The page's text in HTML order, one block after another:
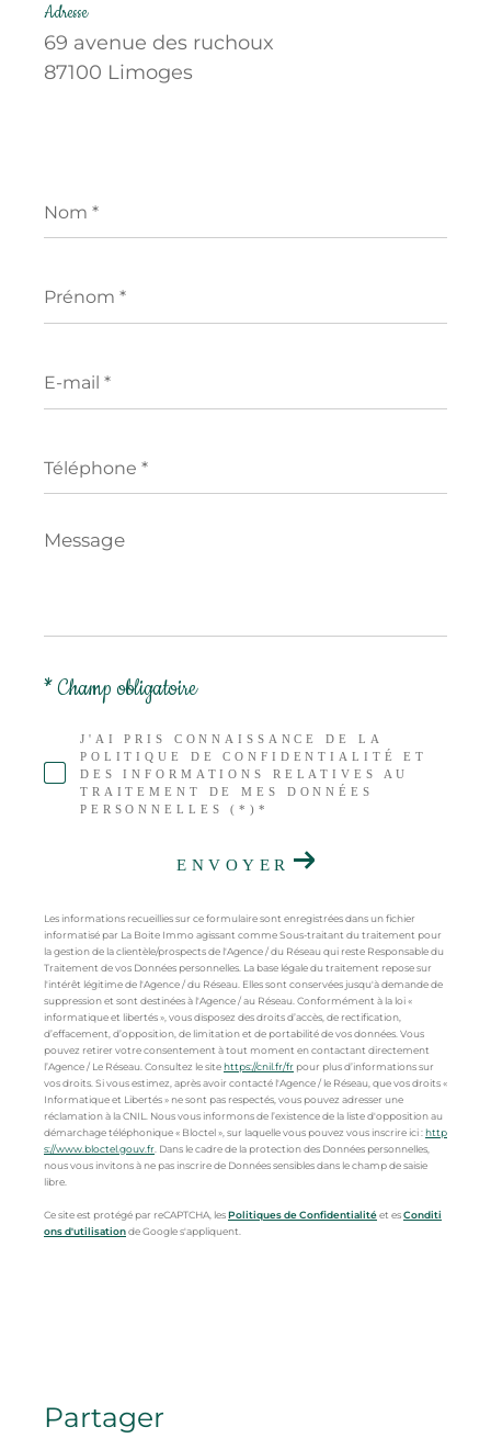
Adresse
69 avenue des ruchoux
87100 Limoges
*
*
mail
*
Message
*
J'AI PRIS CONNAISSANCE DE LA
POLITIQUE DE CONFIDENTIALITÉ ET
DES INFORMATIONS RELATIVES AU
TRAITEMENT DE MES DONNÉES
PERSONNELLES (*)*
* Champ obligatoire
ENVOYER
Les informations recueillies sur ce formulaire sont enregistrées dans un fichier
informatisé par La Boite Immo agissant comme Sous-traitant du traitement pour
la gestion de la clientèle/prospects de l'Agence / du Réseau qui reste Responsable du
Traitement de vos Données personnelles. La base légale du traitement repose sur
l'intérêt légitime de l'Agence / du Réseau. Elles sont conservées jusqu'à demande de
suppression et sont destinées à l'Agence / au Réseau. Conformément à la loi «
informatique et libertés », vous disposez des droits d’accès, de rectification,
d’effacement, d’opposition, de limitation et de portabilité de vos données. Vous
pouvez retirer votre consentement à tout moment en contactant directement
l’Agence / Le Réseau. Consultez le sitehttps://cnil.fr/fr pour plus d’informations sur
vos droits. Si vous estimez, après avoir contacté l'Agence / le Réseau, que vos droits «
Informatique et Libertés » ne sont pas respectés, vous pouvez adresser une
réclamation à la CNIL. Nous vous informons de l’existence de la liste d'opposition au
démarchage téléphonique « Bloctel », sur laquelle vous pouvez vous inscrire ici :http
s://www.bloctel.gouv.fr . Dans le cadre de la protection des Données personnelles,
nous vous invitons à ne pas inscrire de Données sensibles dans le champ de saisie
libre.
Ce site est protégé par reCAPTCHA, lesPolitiques de Confidentialitéet esConditi
ons d'utilisationde Google s'appliquent.
partager